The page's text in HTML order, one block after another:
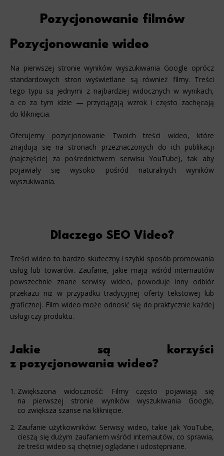
Pozycjonowanie filmów
Pozycjonowanie wideo
Na pierwszej stronie wyników wyszukiwania Google oprócz
standardowych stron wyświetlane są również filmy. Treści
tego typu są jednymi z najbardziej widocznych w wynikach,
a co za tym idzie — przyciągają wzrok i często zachęcają
do kliknięcia.
Oferujemy pozycjonowanie Twoich treści wideo, które
znajdują się na stronach przeznaczonych do ich publikacji
(najczęściej za pośrednictwem serwisu YouTube), tak aby
pojawiały się wysoko pośród naturalnych wyników
wyszukiwania.
Dlaczego SEO Video?
Treści wideo to bardzo skuteczny i szybki sposób promowania
usług lub towarów. Zaufanie, jakie mają wśród internautów
powszechnie znane serwisy wideo, powoduje inny odbiór
przekazu niż w przypadku tradycyjnej oferty tekstowej lub
graficznej. Film wideo może odnosić się do praktycznie każdej
usługi czy produktu.
Jakie są korzyści
z pozycjonowania wideo?
Zwiększona widoczność: Filmy często pojawiają się
na pierwszej stronie wyników wyszukiwania Google,
co zwiększa szanse na kliknięcie.
Zaufanie użytkowników: Serwisy wideo, takie jak YouTube,
cieszą się dużym zaufaniem wśród internautów, co sprawia,
że treści wideo są chętniej oglądane i udostępniane.